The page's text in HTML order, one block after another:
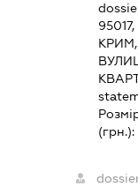
(грн.):